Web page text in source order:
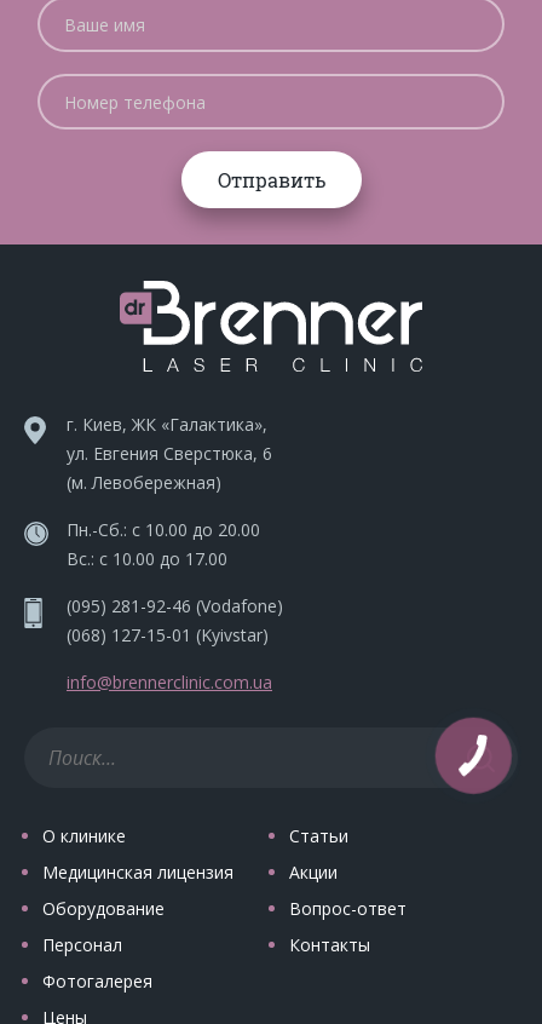
г. Киев, ЖК «Галактика»,
ул. Евгения Сверстюка, 6
(м. Левобережная)
Пн.-Сб.: с 10.00 до 20.00
Вс.: с 10.00 до 17.00
(095) 281-92-46 (Vodafone)
(068) 127-15-01 (Kyivstar)
info@brennerclinic.com.ua
О клинике
Медицинская лицензия
Оборудование
Персонал
Фотогалерея
Цены
Статьи
Акции
Вопрос-ответ
Контакты